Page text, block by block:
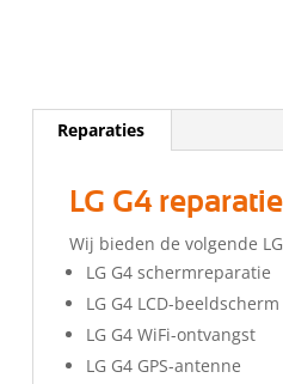
Reparaties
LG G4
Wij bieden de volgende
LG G4 schermreparatie
LG G4 LCD-
LG G4 WiFi-ontvangst
LG G4 GPS-antenne